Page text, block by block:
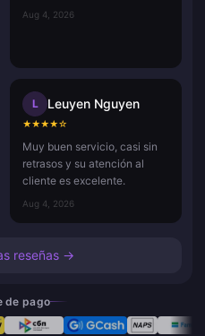
Aug 4, 2026
L Leuyen Nguyen
★★★★☆
Muy buen servicio, casi sin
retrasos y su atención al
cliente es excelente.
Aug 4, 2026
reseñas →
de pago